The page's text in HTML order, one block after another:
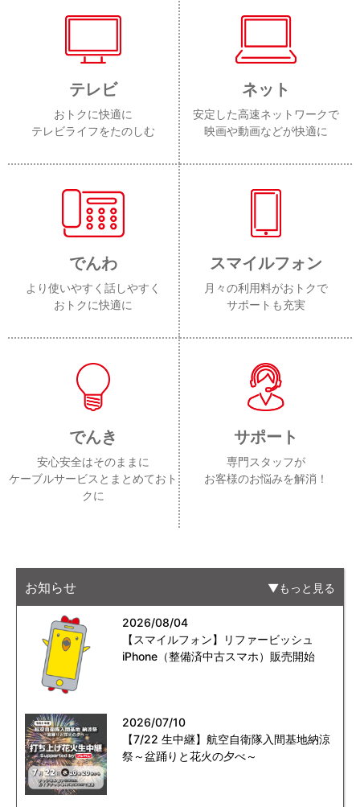
テレビ
おトクに快適に
テレビライフをたのしむ
ネット
安定した高速ネットワークで
映画や動画などが快適に
でんわ
より使いやすく話しやすく
おトクに快適に
スマイルフォン
月々の利用料がおトクで
サポートも充実
でんき
安心安全はそのままに
ケーブルサービスとまとめておト
クに
サポート
専門スタッフが
お客様のお悩みを解消！
お知らせ もっと見る
2026/08/04
【スマイルフォン】リファービッシュ
iPhone（整備済中古スマホ）販売開始
2026/07/10
【7/22 生中継】航空自衛隊入間基地納涼
祭～盆踊りと花火の夕べ～